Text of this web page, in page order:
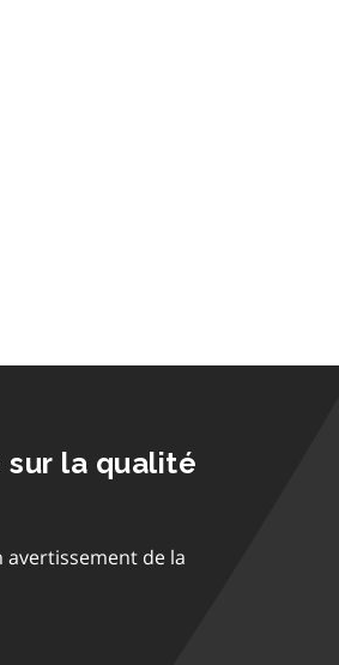
sur la qualité
avertissement de la